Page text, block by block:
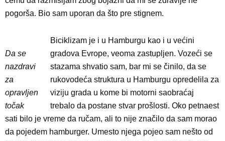
pogorša. Bio sam uporan da što pre stignem.
Da se
nazdravi
za
opravljen
točak
Biciklizam je i u Hamburgu kao i u većini
gradova Evrope, veoma zastupljen. Vozeći se
stazama shvatio sam, bar mi se činilo, da se
rukovodeća struktura u Hamburgu opredelila za
viziju grada u kome bi motorni saobraćaj
trebalo da postane stvar prošlosti. Oko petnaest
sati bilo je vreme da ručam, ali to nije značilo da sam morao
da pojedem hamburger. Umesto njega pojeo sam nešto od